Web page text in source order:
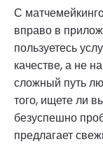
С
вправо в
пользуетесь
качестве, а не
сложный путь
того, ищете ли
безуспешно
предлагает